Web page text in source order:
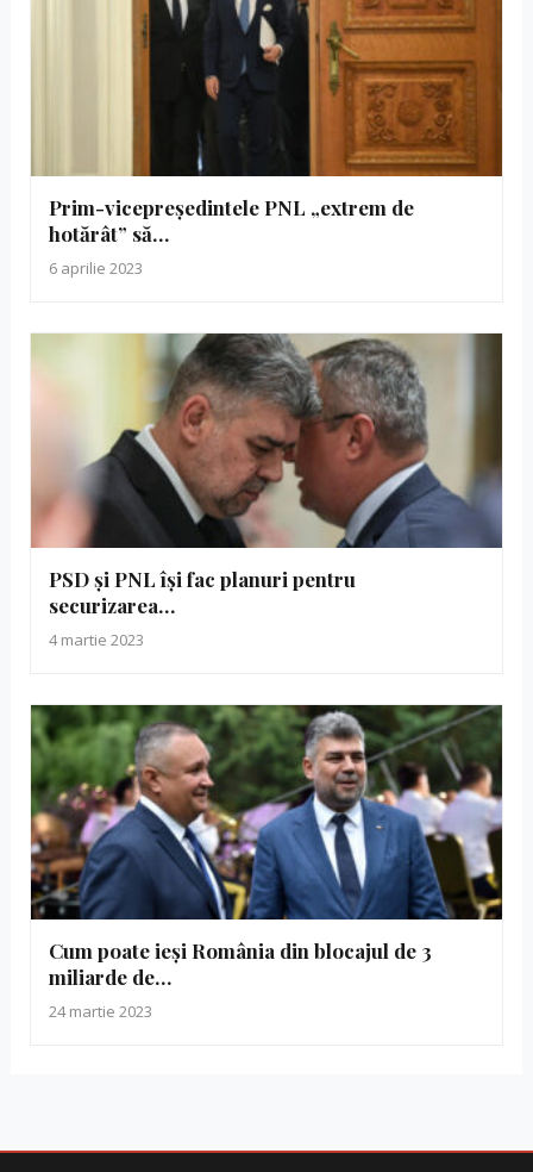
Prim-vicepreședintele PNL „extrem de
hotărât” să…
6 aprilie 2023
PSD și PNL își fac planuri pentru
securizarea…
4 martie 2023
Cum poate ieși România din blocajul de 3
miliarde de…
24 martie 2023